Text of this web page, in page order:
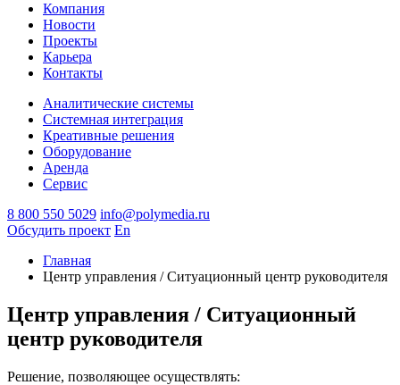
Компания
Новости
Проекты
Карьера
Контакты
Аналитические системы
Системная интеграция
Креативные решения
Оборудование
Аренда
Сервис
8 800 550 5029 info@polymedia.ru
Обсудить проект En
Главная
Центр управления / Ситуационный центр руководителя
Центр управления / Ситуационный
центр руководителя
Решение, позволяющее осуществлять: